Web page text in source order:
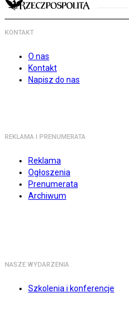
KONTAKT
O nas
Kontakt
Napisz do nas
REKLAMA I PRENUMERATA
Reklama
Ogłoszenia
Prenumerata
Archiwum
NASZE WYDARZENIA
Szkolenia i konferencje